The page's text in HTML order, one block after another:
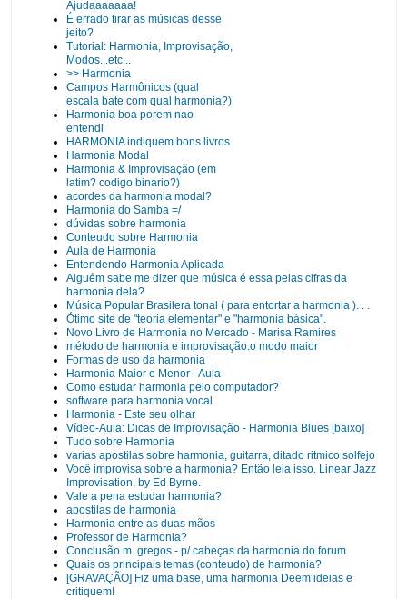
Ajudaaaaaaa!
É errado tirar as músicas desse
jeito?
Tutorial: Harmonia, Improvisação,
Modos...etc...
>> Harmonia
Campos Harmônicos (qual
escala bate com qual harmonia?)
Harmonia boa porem nao
entendi
HARMONIA indiquem bons livros
Harmonia Modal
Harmonia & Improvisação (em
latim? codigo binario?)
acordes da harmonia modal?
Harmonia do Samba =/
dúvidas sobre harmonia
Conteudo sobre Harmonia
Aula de Harmonia
Entendendo Harmonia Aplicada
Alguém sabe me dizer que música é essa pelas cifras da
harmonia dela?
Música Popular Brasilera tonal ( para entortar a harmonia ). . .
Ótimo site de "teoria elementar" e "harmonia básica".
Novo Livro de Harmonia no Mercado - Marisa Ramires
método de harmonia e improvisação:o modo maior
Formas de uso da harmonia
Harmonia Maior e Menor - Aula
Como estudar harmonia pelo computador?
software para harmonia vocal
Harmonia - Este seu olhar
Vídeo-Aula: Dicas de Improvisação - Harmonia Blues [baixo]
Tudo sobre Harmonia
varias apostilas sobre harmonia, guitarra, ditado ritmico solfejo
Você improvisa sobre a harmonia? Então leia isso. Linear Jazz
Improvisation, by Ed Byrne.
Vale a pena estudar harmonia?
apostilas de harmonia
Harmonia entre as duas mãos
Professor de Harmonia?
Conclusão m. gregos - p/ cabeças da harmonia do forum
Quais os principais temas (conteudo) de harmonia?
[GRAVAÇÃO] Fiz uma base, uma harmonia Deem ideias e
critiquem!